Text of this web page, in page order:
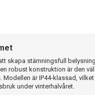
skapa stämningsfull
robust konstruktion är den
är IP44-klassad,
under vinterhalvåret.